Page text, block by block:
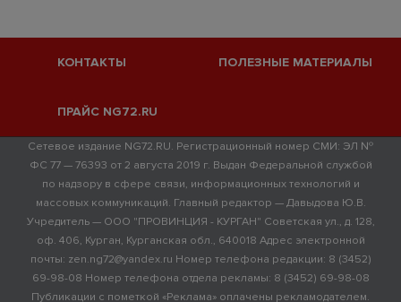
КОНТАКТЫ ПОЛЕЗНЫЕ МАТЕРИАЛЫ
ПРАЙС NG72.RU
Сетевое издание NG72.RU. Регистрационный номер СМИ: ЭЛ №
ФС 77 — 76393 от 2 августа 2019 г. Выдан Федеральной службой
по надзору в сфере связи, информационных технологий и
массовых коммуникаций. Главный редактор — Давыдова Ю.В.
Учредитель — ООО "ПРОВИНЦИЯ - КУРГАН" Советская ул., д. 128,
оф. 406, Курган, Курганская обл., 640018 Адрес электронной
почты: zen.ng72@yandex.ru Номер телефона редакции: 8 (3452)
69-98-08 Номер телефона отдела рекламы: 8 (3452) 69-98-08
Публикации с пометкой «Реклама» оплачены рекламодателем.